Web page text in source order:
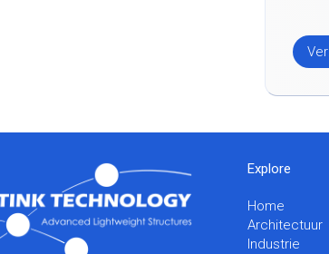
Explore
Home
Architectuur
Industrie